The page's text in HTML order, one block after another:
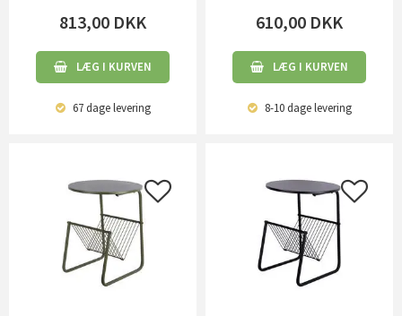
813,00 DKK
LÆG I KURVEN
67 dagelevering
610,00 DKK
LÆG I KURVEN
8-10 dagelevering